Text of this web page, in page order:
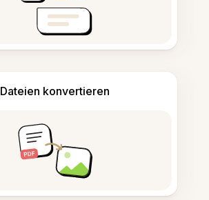
Dateien konvertieren